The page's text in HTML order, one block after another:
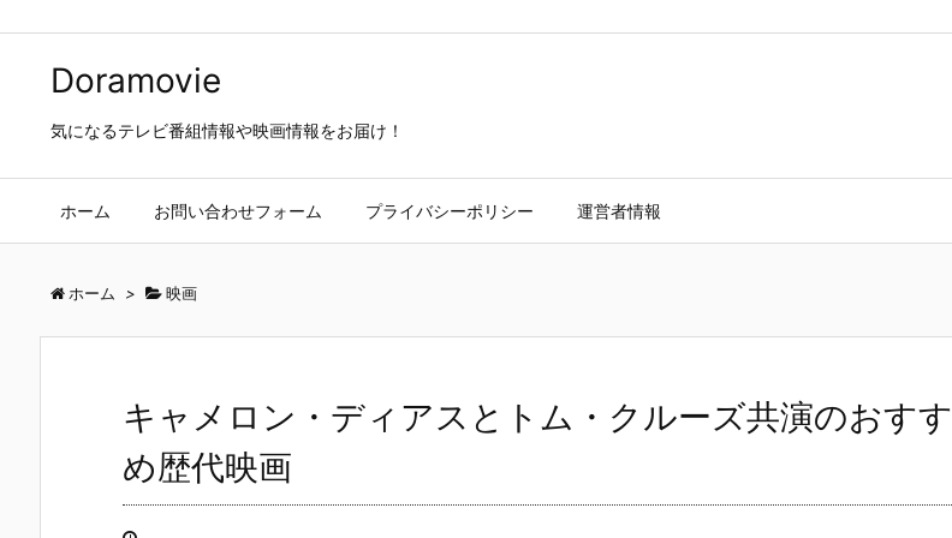
Doramovie
気になるテレビ番組情報や映画情報をお届け！
ホーム お問い合わせフォーム プライバシーポリシー 運営者情報
ホーム > 映画
キャメロン・ディアスとトム・クルーズ共演のおすす
め歴代映画